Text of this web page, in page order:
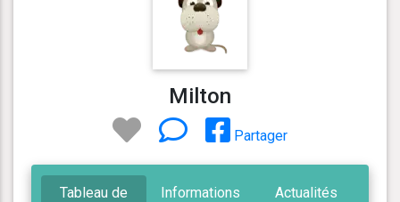
Milton
Partager
Tableau de
Informations Actualités